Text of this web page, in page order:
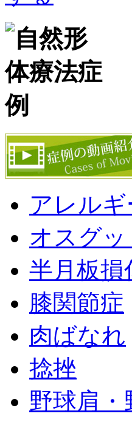
アレル
オスグッ
半月板損
膝関節症
肉ばなれ
捻挫
野球肩・